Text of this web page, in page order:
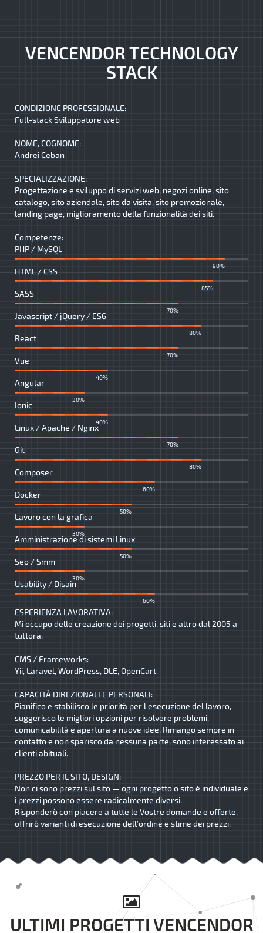
VENCENDOR TECHNOLOGY
STACK
CONDIZIONE PROFESSIONALE:
Full-stack Sviluppatore web
NOME, COGNOME:
Andrei Ceban
SPECIALIZZAZIONE:
Progettazione e sviluppo di servizi web, negozi online, sito
catalogo, sito aziendale, sito da visita, sito promozionale,
landing page, miglioramento della funzionalità dei siti.
Competenze:
PHP / MySQL
90%
HTML / CSS
85%
SASS
70%
Javascript / jQuery / ES6
80%
React
70%
Vue
40%
Angular
30%
Ionic
40%
Linux / Apache / Nginx
70%
Git
80%
Composer
60%
Docker
50%
Lavoro con la grafica
30%
Amministrazione di sistemi Linux
50%
Seo / Smm
30%
Usability / Disain
60%
ESPERIENZA LAVORATIVA:
Mi occupo delle creazione dei progetti, siti e altro dal 2005 a
tuttora.
CMS / Frameworks:
Yii, Laravel, WordPress, DLE, OpenCart.
CAPACITÀ DIREZIONALI E PERSONALI:
Pianifico e stabilisco le priorità per l'esecuzione del lavoro,
suggerisco le migliori opzioni per risolvere problemi,
comunicabilità e apertura a nuove idee. Rimango sempre in
contatto e non sparisco da nessuna parte, sono interessato ai
clienti abituali.
PREZZO PER IL SITO, DESIGN:
Non ci sono prezzi sul sito — ogni progetto o sito è individuale e
i prezzi possono essere radicalmente diversi.
Risponderò con piacere a tutte le Vostre domande e offerte,
offrirò varianti di esecuzione dell’ordine e stime dei prezzi.
ULTIMI PROGETTI VENCENDOR